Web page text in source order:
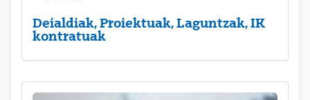
Deialdiak, Proiektuak, Laguntzak, IK
kontratuak